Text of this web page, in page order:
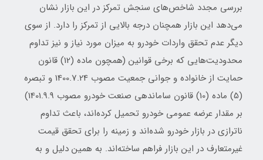
بررسی مجدد شاخص‌های سنجش تمرکز در این بازار نشان
می‌دهد این بازار همچنان درجه بالایی از تمرکز را دارد. از سوی
دیگر عدم تحقق واردات خودرو به میزان مورد نیاز و نیز تداوم
محدودیت‌هایی که برخی قوانین (همچون ماده (12) قانون
حمایت از خانواده و جوانی جمعیت مصوب 1400.7.24 و تبصره
(5) ماده (10) قانون ساماندهی صنعت خودرو مصوب 1401.9.9)
بر مقدار عرضه عمومی خودرو تحمیل کرده‌اند، باعث تداوم
ناترازی در بازار خودرو شده‌اند و زمینه را برای تحقق قیمت
غیرمتعارف در این بازار فراهم ساخته‌اند. به همین دلیل و به